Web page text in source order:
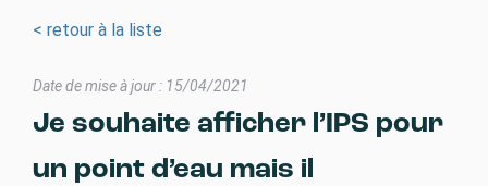
< retour à la liste
Date de mise à jour : 15/04/2021
Je souhaite afficher l’IPS pour
un point d’eau mais il